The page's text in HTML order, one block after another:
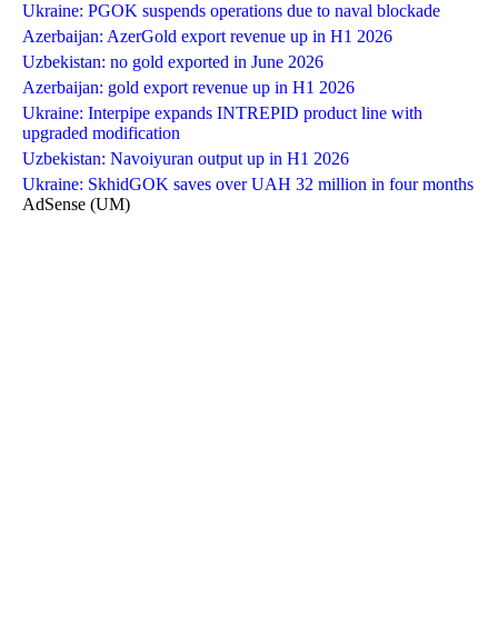
Ukraine: PGOK suspends operations due to naval blockade
Azerbaijan: AzerGold export revenue up in H1 2026
Uzbekistan: no gold exported in June 2026
Azerbaijan: gold export revenue up in H1 2026
Ukraine: Interpipe expands INTREPID product line with
upgraded modification
Uzbekistan: Navoiyuran output up in H1 2026
Ukraine: SkhidGOK saves over UAH 32 million in four months
AdSense (UM)